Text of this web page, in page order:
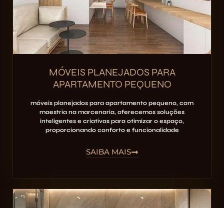
MÓVEIS PLANEJADOS PARA
APARTAMENTO PEQUENO
móveis planejados para apartamento pequeno, com
maestria na marcenaria, oferecemos soluções
inteligentes e criativas para otimizar o espaço,
proporcionando conforto e funcionalidade
SAIBA MAIS